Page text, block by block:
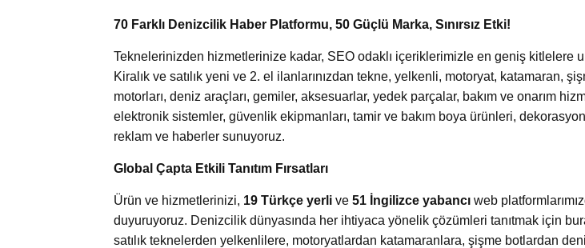
70 Farklı Denizcilik Haber Platformu, 50 Güçlü Marka, Sınırsız Etki!
Teknelerinizden hizmetlerinize kadar, SEO odaklı içeriklerimizle en geniş kitlelere
Kiralık ve satılık yeni ve 2. el ilanlarınızdan tekne, yelkenli, motoryat, katamaran,
motorları, deniz araçları, gemiler, aksesuarlar, yedek parçalar, bakım ve onarım
elektronik sistemler, güvenlik ekipmanları, tamir ve bakım boya ürünleri,
reklam ve haberler sunuyoruz.
Global Çapta Etkili Tanıtım Fırsatları
Ürün ve hizmetlerinizi, 19 Türkçe yerli ve 51 İngilizce yabancı web
duyuruyoruz. Denizcilik dünyasında her ihtiyaca yönelik çözümleri tanıtmak için
satılık teknelerden yelkenlilere, motoryatlardan katamaranlara, şişme botlardan